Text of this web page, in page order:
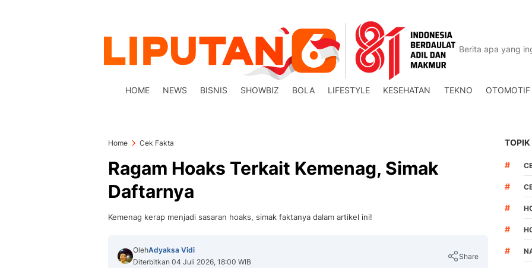
HOME NEWS BISNIS SHOWBIZ BOLA LIFESTYLE KESEHATAN TEKNO OTOMOTIF
Home Cek Fakta
Ragam Hoaks Terkait Kemenag, Simak
Daftarnya
Kemenag kerap menjadi sasaran hoaks, simak faktanya dalam artikel ini!
OlehAdyaksa Vidi
Diterbitkan 04 Juli 2026, 18:00 WIB
Share
TOPIK
#
#
#
#
#